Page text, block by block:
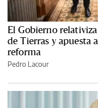
El Gobierno
de Tierras y apuesta
reforma
Pedro Lacour